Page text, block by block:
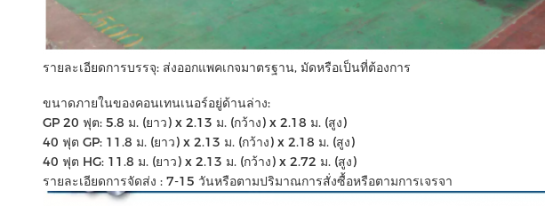
รายละเอียดการบรรจุ: ส่งออกแพคเกจมาตรฐาน, มัดหรือเป็นที่ต้องการ
ขนาดภายในของคอนเทนเนอร์อยู่ด้านล่าง:
GP 20 ฟุต: 5.8 ม. (ยาว) x 2.13 ม. (กว้าง) x 2.18 ม. (สูง)
40 ฟุต GP: 11.8 ม. (ยาว) x 2.13 ม. (กว้าง) x 2.18 ม. (สูง)
40 ฟุต HG: 11.8 ม. (ยาว) x 2.13 ม. (กว้าง) x 2.72 ม. (สูง)
รายละเอียดการจัดส่ง : 7-15 วันหรือตามปริมาณการสั่งซื้อหรือตามการเจรจา